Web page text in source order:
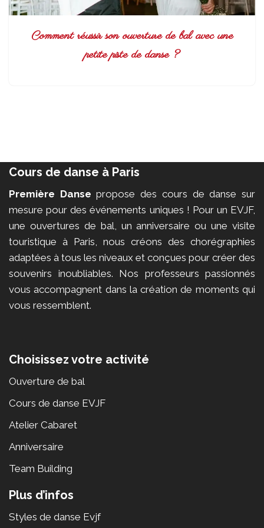
Comment réussir son ouverture de bal avec une
petite piste de danse ?
Cours de danse à Paris
Première Danse propose des cours de danse sur
mesure pour des événements uniques ! Pour un EVJF,
une ouvertures de bal, un anniversaire ou une visite
touristique à Paris, nous créons des chorégraphies
adaptées à tous les niveaux et conçues pour créer des
souvenirs inoubliables. Nos professeurs passionnés
vous accompagnent dans la création de moments qui
vous ressemblent.
Choisissez votre activité
Ouverture de bal
Cours de danse EVJF
Atelier Cabaret
Anniversaire
Team Building
Plus d’infos
Styles de danse Evjf